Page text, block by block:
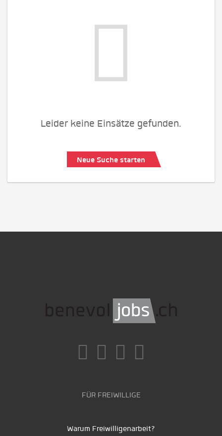
Leider keine Einsätze gefunden.
Neue Suche starten
FÜR FREIWILLIGE
Warum Freiwilligenarbeit?